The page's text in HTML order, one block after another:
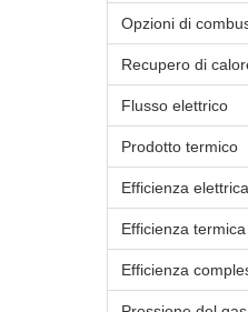
Opzioni di
Recupero di
Flusso elettrico
Prodotto termico
Efficienza elettrica
Efficienza termica
Efficienza